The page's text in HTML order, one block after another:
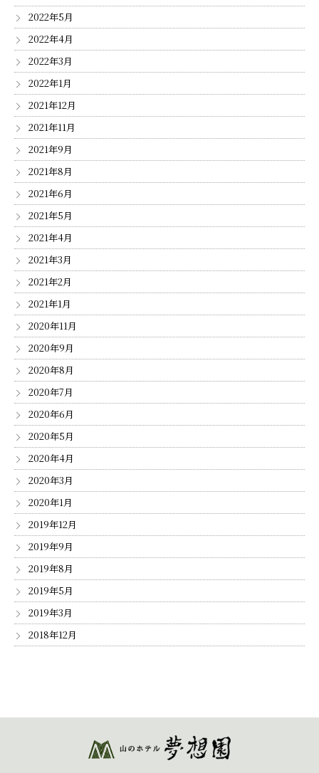
2022年5月
2022年4月
2022年3月
2022年1月
2021年12月
2021年11月
2021年9月
2021年8月
2021年6月
2021年5月
2021年4月
2021年3月
2021年2月
2021年1月
2020年11月
2020年9月
2020年8月
2020年7月
2020年6月
2020年5月
2020年4月
2020年3月
2020年1月
2019年12月
2019年9月
2019年8月
2019年5月
2019年3月
2018年12月